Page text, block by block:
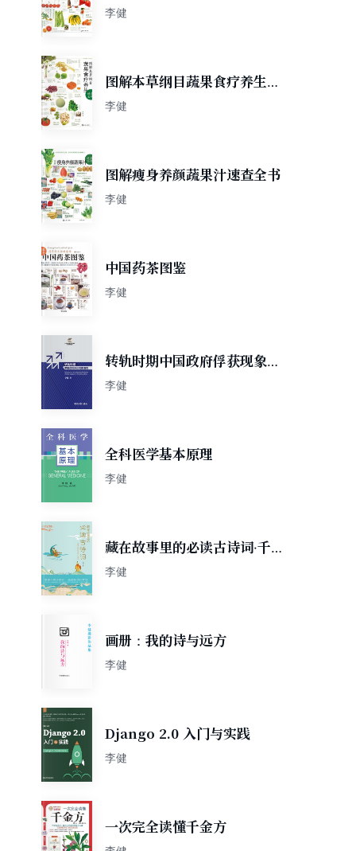
果速查全书
李健
图解本草纲目蔬果食疗养生速
查全书
李健
图解瘦身养颜蔬果汁速查全书
李健
中国药茶图鉴
李健
转轨时期中国政府俘获现象透
视
李健
全科医学基本原理
李健
藏在故事里的必读古诗词·千古
至情篇
李健
画册：我的诗与远方
李健
Django 2.0 入门与实践
李健
一次完全读懂千金方